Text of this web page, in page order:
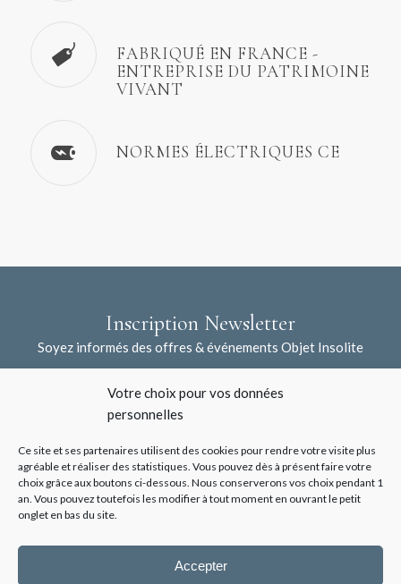
Votre choix pour vos données
personnelles
Ce site et ses partenaires utilisent des cookies pour rendre votre visite plus
agréable et réaliser des statistiques. Vous pouvez dès à présent faire votre
choix grâce aux boutons ci-dessous. Nous conserverons vos choix pendant 1
an. Vous pouvez toutefois les modifier à tout moment en ouvrant le petit
onglet en bas du site.
Accepter
FABRIQUÉ EN FRANCE -
ENTREPRISE DU PATRIMOINE
VIVANT
NORMES ÉLECTRIQUES CE
Inscription Newsletter
Soyez informés des offres & événements Objet Insolite
J'accepte la collecte de mes données à l'aide de ce formulaire /